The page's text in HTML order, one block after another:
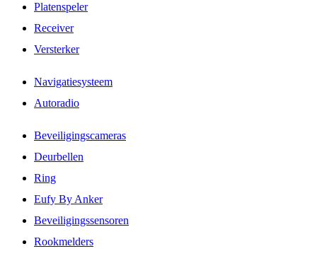
Platenspeler
Receiver
Versterker
Navigatiesysteem
Autoradio
Beveiligingscameras
Deurbellen
Ring
Eufy By Anker
Beveiligingssensoren
Rookmelders